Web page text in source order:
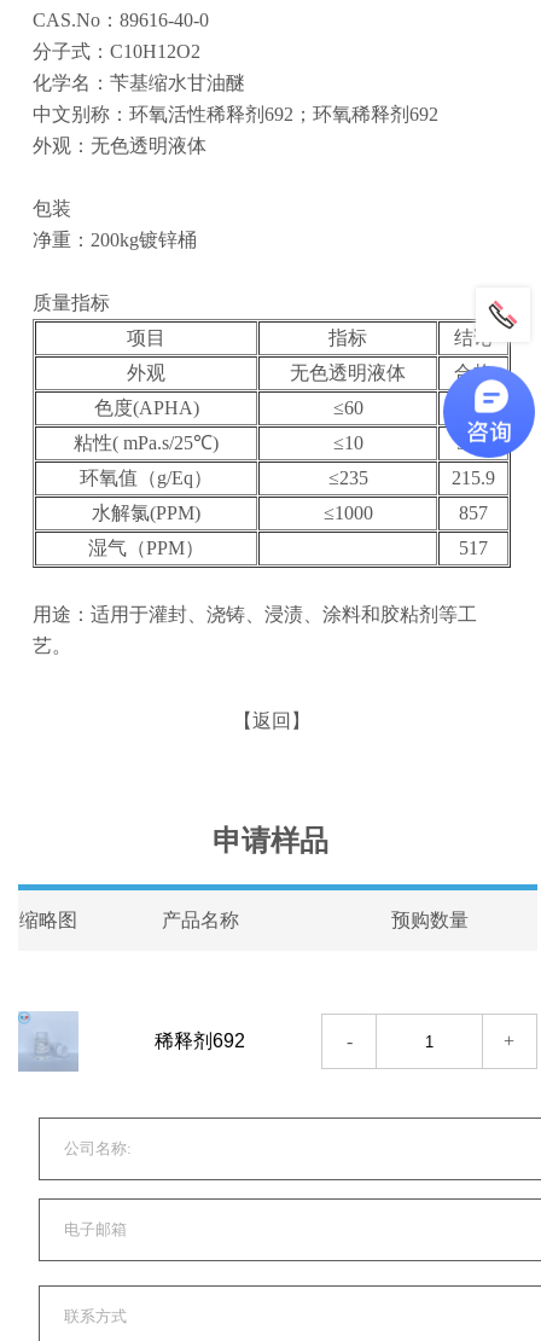
CAS.No：89616-40-0
分子式：C10H12O2
化学名：苄基缩水甘油醚‌
中文别称：环氧活性稀释剂692；环氧稀释剂692
外观：无色透明液体
包装
净重：200kg镀锌桶
质量指标
项目
指标
结论
外观
无色透明液体
合格
色度(APHA)
≤60
15
粘性( mPa.s/25℃)
≤10
9.26
环氧值（g/Eq）
≤235
215.9
水解氯(PPM)
≤1000
857
湿气（PPM）
517
用途：适用于灌封、浇铸、浸渍、涂料和胶粘剂等工
艺。
【返回】
申请样品
缩略图 产品名称 预购数量
- +